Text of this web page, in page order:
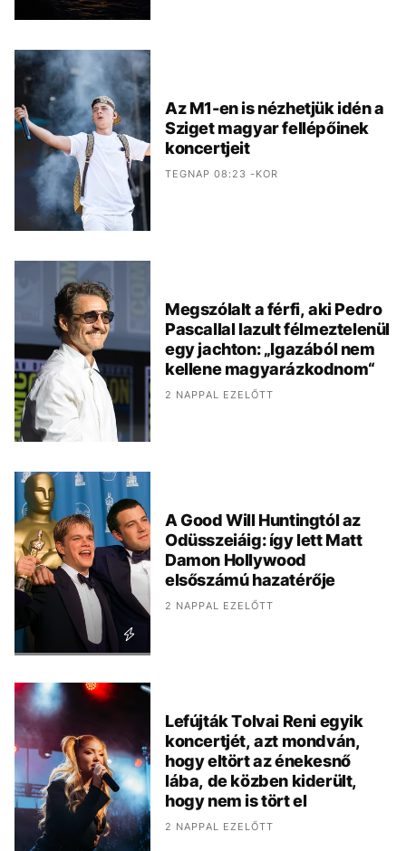
Az M1-en is nézhetjük idén a
Sziget magyar fellépőinek
koncertjeit
TEGNAP 08:23 -KOR
Megszólalt a férfi, aki Pedro
Pascallal lazult félmeztelenül
egy jachton: „Igazából nem
kellene magyarázkodnom“
2 NAPPAL EZELŐTT
A Good Will Huntingtól az
Odüsszeiáig: így lett Matt
Damon Hollywood
elsőszámú hazatérője
2 NAPPAL EZELŐTT
Lefújták Tolvai Reni egyik
koncertjét, azt mondván,
hogy eltört az énekesnő
lába, de közben kiderült,
hogy nem is tört el
2 NAPPAL EZELŐTT